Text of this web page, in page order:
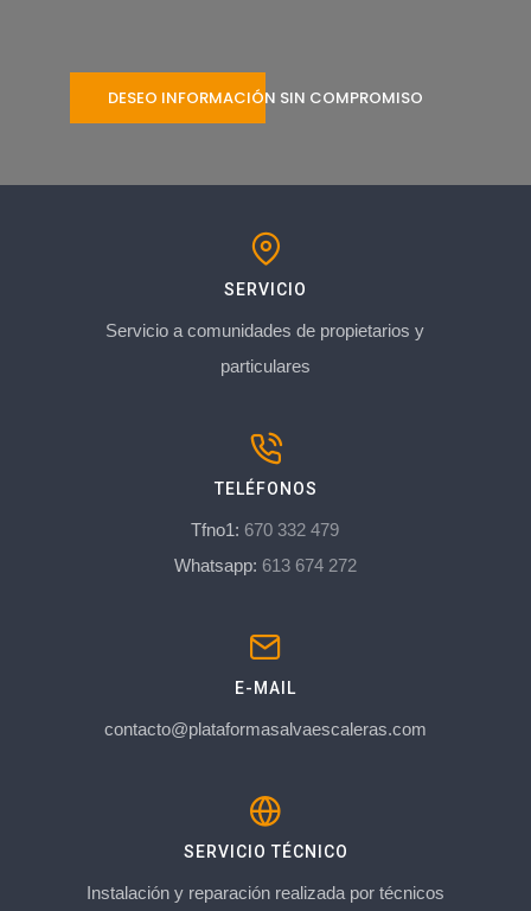
DESEO INFORMACIÓN SIN COMPROMISO
SERVICIO
Servicio a comunidades de propietarios y
particulares
TELÉFONOS
Tfno1: 670 332 479
Whatsapp: 613 674 272
E-MAIL
contacto@plataformasalvaescaleras.com
SERVICIO TÉCNICO
Instalación y reparación realizada por técnicos